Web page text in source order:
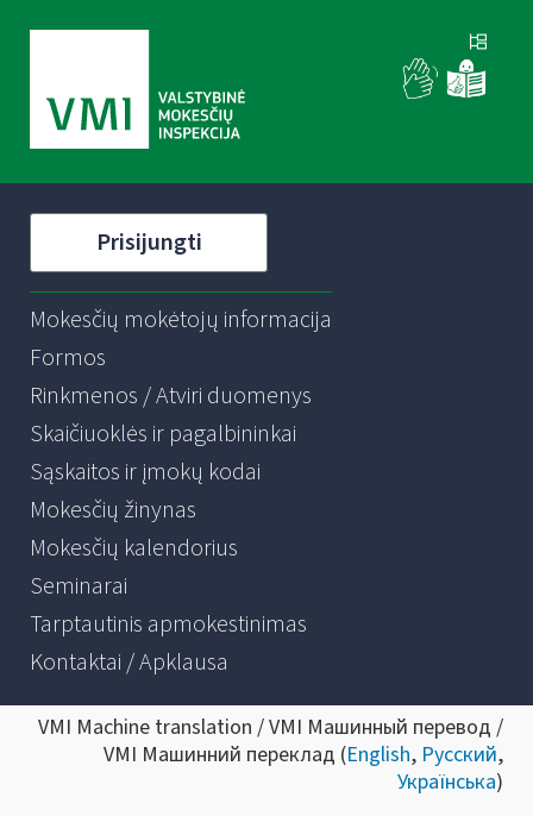
Prisijungti
Mokesčių mokėtojų informacija
Formos
Rinkmenos / Atviri duomenys
Skaičiuoklės ir pagalbininkai
Sąskaitos ir įmokų kodai
Mokesčių žinynas
Mokesčių kalendorius
Seminarai
Tarptautinis apmokestinimas
Kontaktai / Apklausa
VMI Machine translation / VMI Машинный перевод /
VMI Машинний переклад (English, Русский,
Українська)